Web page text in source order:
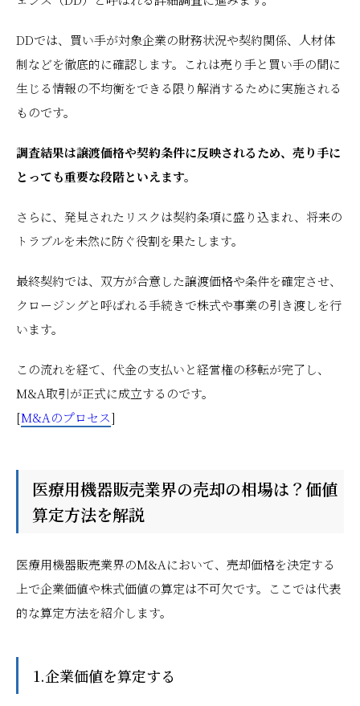
DDでは、買い手が対象企業の財務状況や契約関係、人材体
制などを徹底的に確認します。これは売り手と買い手の間に
生じる情報の不均衡をできる限り解消するために実施される
ものです。
調査結果は譲渡価格や契約条件に反映されるため、売り手に
とっても重要な段階といえます。
さらに、発見されたリスクは契約条項に盛り込まれ、将来の
トラブルを未然に防ぐ役割を果たします。
最終契約では、双方が合意した譲渡価格や条件を確定させ、
クロージングと呼ばれる手続きで株式や事業の引き渡しを行
います。
この流れを経て、代金の支払いと経営権の移転が完了し、
M&A取引が正式に成立するのです。
[M&Aのプロセス]
医療用機器販売業界の売却の相場は？価値
算定方法を解説
医療用機器販売業界のM&Aにおいて、売却価格を決定する
上で企業価値や株式価値の算定は不可欠です。ここでは代表
的な算定方法を紹介します。
1.企業価値を算定する